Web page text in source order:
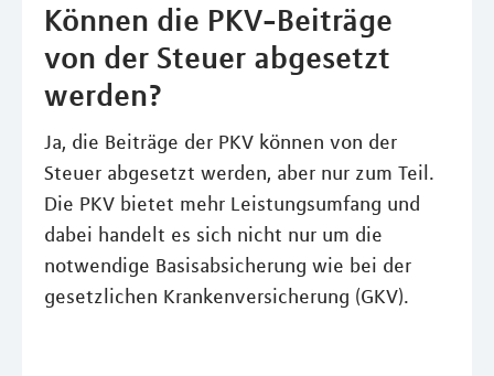
Können die PKV-Beiträge
von der Steuer abgesetzt
werden?
Ja, die Beiträge der PKV können von der
Steuer abgesetzt werden, aber nur zum Teil.
Die PKV bietet mehr Leistungsumfang und
dabei handelt es sich nicht nur um die
notwendige Basisabsicherung wie bei der
gesetzlichen Krankenversicherung (GKV).